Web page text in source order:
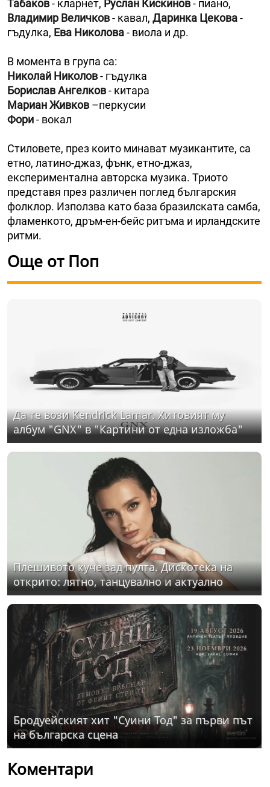
Табаков- кларнет, Руслан Кискинов- пиано,
Владимир Величков- кавал, Даринка Цекова-
гъдулка, Ева Николова- виола и др.
В момента в група са:
Николай Николов- гъдулка
Борислав Ангелков- китара
Мариан Живков –перкусии
Фори- вокал
Стиловете, през които минават музикантите, са
етно, латино-джаз, фънк, етно-джаз,
експериментална авторска музика. Триото
представя през различен поглед българския
фолклор. Използва като база бразилската самба,
фламенкото, дръм-ен-бейс ритъма и ирландските
ритми.
Още от Поп
Да те вози Kendrick Lamar. Хитовият му
албум "GNX" в "Картини от една изложба"
Плешивото куче зад пулта. Дискотека на
открито: лятно, танцувално и актуално
Бродуейският хит "Суини Тод" за първи път
на българска сцена
Коментари